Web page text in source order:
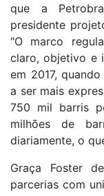
que a
presidente
"O marco
claro, objetivo e
em 2017,
a ser mais
750 mil barris
milhões de
diariamente, o
Graça Foster
parcerias com